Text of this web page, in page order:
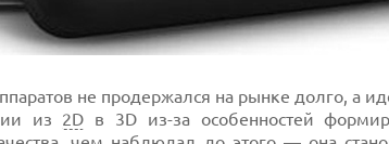
не продержался на рынке долго, а
из 2D в 3D из-за особенностей